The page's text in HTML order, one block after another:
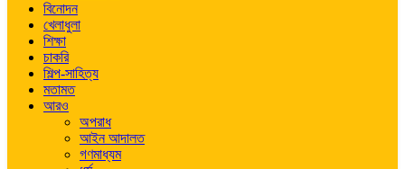
বিনোদন
খেলাধুলা
শিক্ষা
চাকরি
শিল্প-সাহিত্য
মতামত
আরও
অপরাধ
আইন আদালত
গণমাধ্যম